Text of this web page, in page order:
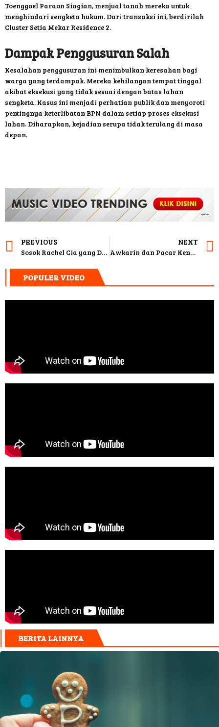
Toenggoel Paraon Siagian, menjual tanah mereka untuk
menghindari sengketa hukum. Dari transaksi ini, berdirilah
Cluster Setia Mekar Residence 2.
Dampak Penggusuran Salah
Kesalahan penggusuran ini menimbulkan keresahan bagi
warga yang terdampak. Mereka kehilangan tempat tinggal
akibat eksekusi yang tidak sesuai dengan batas lahan
sengketa. Kasus ini menjadi perhatian publik dan menyoroti
pentingnya keterlibatan BPN dalam setiap proses eksekusi
lahan. Diharapkan, kejadian serupa tidak terulang di masa
depan.
PREVIOUS
Sosok Rachel Cia yang Duduk di Samping Dikta
NEXT
Awkarin dan Pacar Kenakan Baju Adat Minangkabau
POPULER VIDEO
BERITA LAINNYA